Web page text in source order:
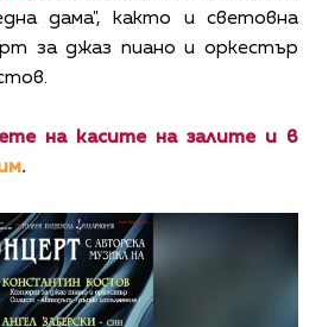
дама", както и световна
за джаз пиано и оркестър
на касите на залите и в
.